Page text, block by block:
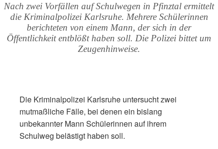
Nach zwei Vorfällen auf Schulwegen in Pfinztal ermittelt
die Kriminalpolizei Karlsruhe. Mehrere Schülerinnen
berichteten von einem Mann, der sich in der
Öffentlichkeit entblößt haben soll. Die Polizei bittet um
Zeugenhinweise.
Die Kriminalpolizei Karlsruhe untersucht zwei
mutmaßliche Fälle, bei denen ein bislang
unbekannter Mann Schülerinnen auf ihrem
Schulweg belästigt haben soll.